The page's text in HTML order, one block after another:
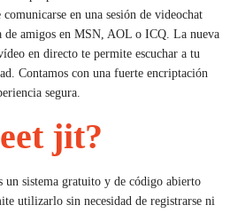
en una sesión de videochat
de amigos en MSN, AOL o ICQ. La nueva
en directo te permite escuchar a tu
Contamos con una fuerte encriptación
segura.
jit?
un sistema gratuito y de código abierto
utilizarlo sin necesidad de registrarse ni